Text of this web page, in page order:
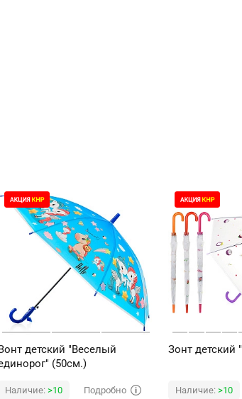
детский "Веселый
(50см.)
Наличие: >10 Подробно
Зонт детский
Наличие: >10